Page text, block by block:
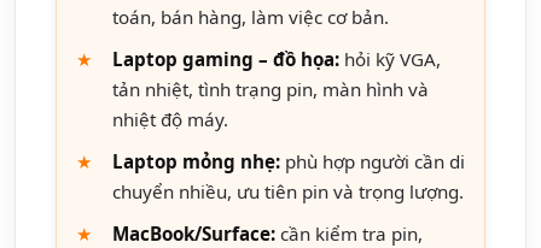
toán, bán hàng, làm việc cơ bản.
Laptop gaming – đồ họa: hỏi kỹ VGA,
tản nhiệt, tình trạng pin, màn hình và
nhiệt độ máy.
Laptop mỏng nhẹ: phù hợp người cần di
chuyển nhiều, ưu tiên pin và trọng lượng.
MacBook/Surface: cần kiểm tra pin,